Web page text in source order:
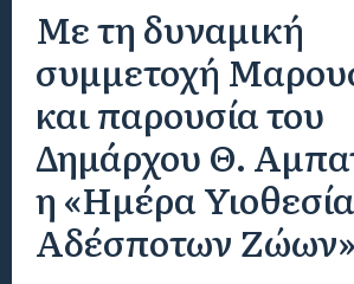
Με τη δυναμική
συμμετοχή
και παρουσία του
Δημάρχου Θ.
η «Ημέρα
Αδέσποτων Ζώων»